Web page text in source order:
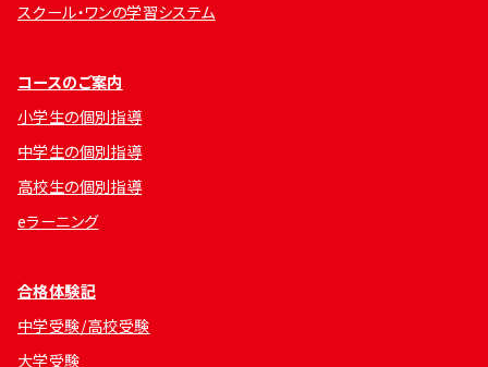
スクール・ワンの学習システム
コースのご案内
小学生の個別指導
中学生の個別指導
高校生の個別指導
eラーニング
合格体験記
中学受験/高校受験
大学受験